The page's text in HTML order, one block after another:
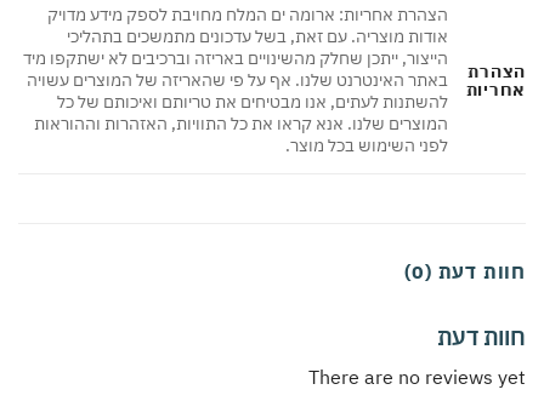
הצהרת אחריות: ארומה ים המלח מחויבת לספק מידע מדויק
אודות מוצריה. עם זאת, בשל עדכונים מתמשכים בתהליכי
הייצור, ייתכן שחלק מהשינויים באריזה וברכיבים לא ישתקפו מיד
באתר האינטרנט שלנו. אף על פי שהאריזה של המוצרים עשויה
להשתנות לעתים, אנו מבטיחים את טריותם ואיכותם של כל
המוצרים שלנו. אנא קראו את כל התוויות, האזהרות וההוראות
לפני השימוש בכל מוצר.
דעת (0)
דעת
There are no reviews